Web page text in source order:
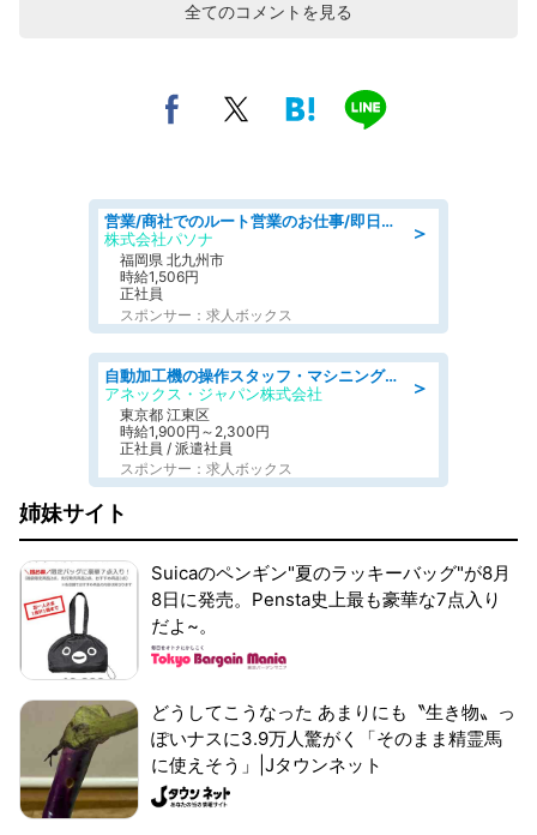
全てのコメントを見る
＞
営業/商社でのルート営業のお仕事/即日勤務可/車通勤可/営業
株式会社パソナ
福岡県 北九州市
時給1,506円
正社員
スポンサー：求人ボックス
＞
自動加工機の操作スタッフ・マシニングセンタ/工業系卒歓迎/未経験OK/年間休日125日/ブランクOK/交通費支給
アネックス・ジャパン株式会社
東京都 江東区
時給1,900円～2,300円
正社員 / 派遣社員
スポンサー：求人ボックス
姉妹サイト
Suicaのペンギン"夏のラッキーバッグ"が8月
8日に発売。Pensta史上最も豪華な7点入り
だよ~。
どうしてこうなった あまりにも〝生き物〟っ
ぽいナスに3.9万人驚がく「そのまま精霊馬
に使えそう」|Jタウンネット